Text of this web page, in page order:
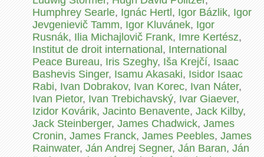
Humphrey Searle,Ignác Hertl,Igor Bázlik,Igor
Jevgenievič Tamm,Igor Kluvánek,Igor
Rusnák,Ilia Michajlovič Frank,Imre Kertész,
Institut de droit international,International
Peace Bureau,Iris Szeghy,Iša Krejčí,Isaac
Bashevis Singer,Isamu Akasaki,Isidor Isaac
Rabi,Ivan Dobrakov,Ivan Korec,Ivan Náter,
Ivan Pietor,Ivan Trebichavský,Ivar Giaever,
Izidor Kovárik,Jacinto Benavente,Jack Kilby,
Jack Steinberger,James Chadwick,James
Cronin,James Franck,James Peebles,James
Rainwater,Ján Andrej Segner,Ján Baran,Ján